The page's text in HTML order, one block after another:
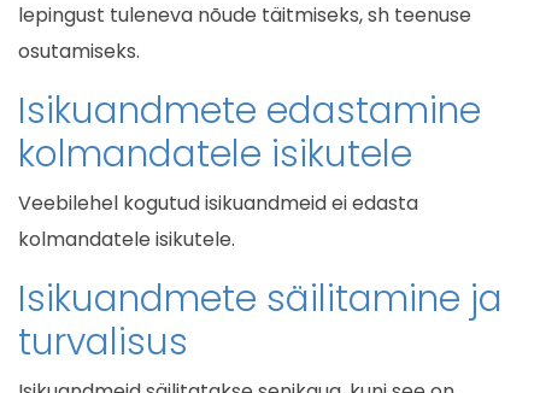
lepingust tuleneva nõude täitmiseks, sh teenuse
osutamiseks.
Isikuandmete edastamine
kolmandatele isikutele
Veebilehel kogutud isikuandmeid ei edasta
kolmandatele isikutele.
Isikuandmete säilitamine ja
turvalisus